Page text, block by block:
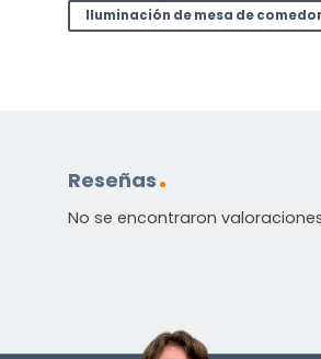
Iluminación de mesa de comedor
Reseñas
No se encontraron